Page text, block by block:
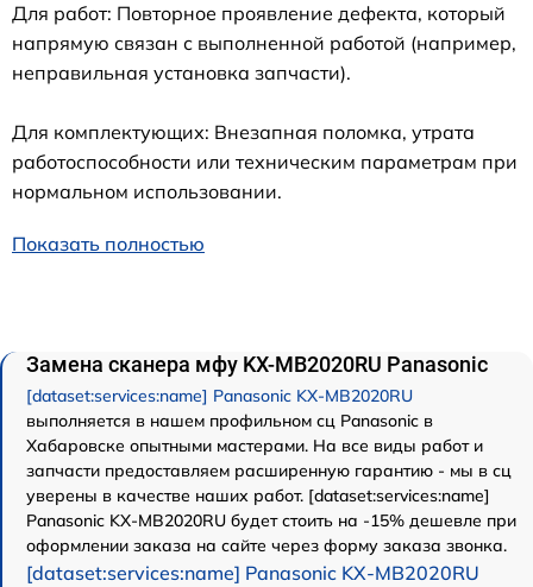
Для работ: Повторное проявление дефекта, который
напрямую связан с выполненной работой (например,
неправильная установка запчасти).
Для комплектующих: Внезапная поломка, утрата
работоспособности или техническим параметрам при
нормальном использовании.
Показать полностью
Замена сканера мфу KX-MB2020RU Panasonic
[dataset:services:name] Panasonic KX-MB2020RU
выполняется в нашем профильном сц Panasonic в
Хабаровске опытными мастерами. На все виды работ и
запчасти предоставляем расширенную гарантию - мы в сц
уверены в качестве наших работ. [dataset:services:name]
Panasonic KX-MB2020RU будет стоить на -15% дешевле при
оформлении заказа на сайте через форму заказа звонка.
[dataset:services:name] Panasonic KX-MB2020RU